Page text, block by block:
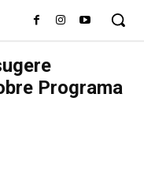
Programa